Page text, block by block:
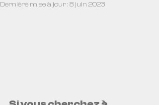
Dernière mise à jour :8 juin 2023